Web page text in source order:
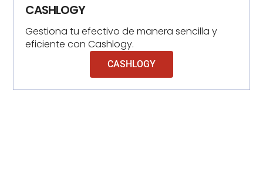
CASHLOGY
Gestiona tu efectivo de manera sencilla y
eficiente con Cashlogy.
CASHLOGY